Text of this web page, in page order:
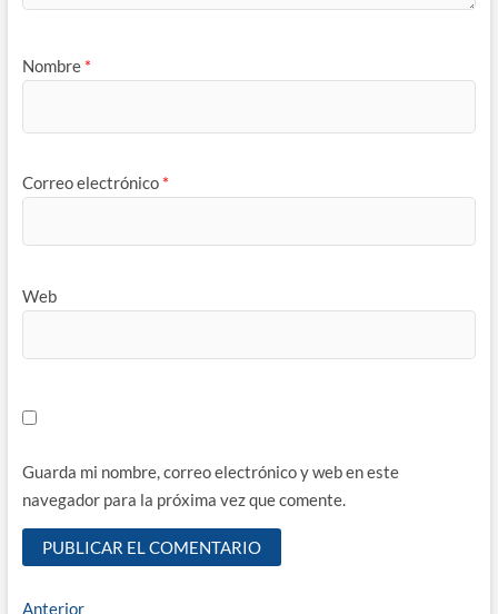
Nombre *
Correo electrónico *
Web
Guarda mi nombre, correo electrónico y web en este
navegador para la próxima vez que comente.
AnteriorEntrada